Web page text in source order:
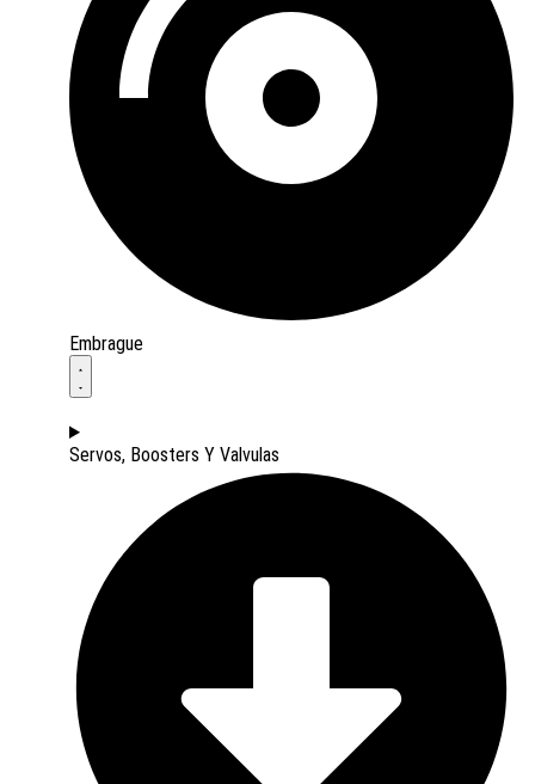
Embrague
Servos, Boosters Y Valvulas